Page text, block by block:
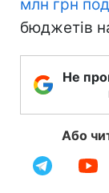
млн грн
бюджетів
Не
Або